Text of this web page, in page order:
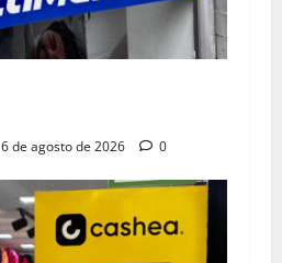
6 de agosto de 2026 0